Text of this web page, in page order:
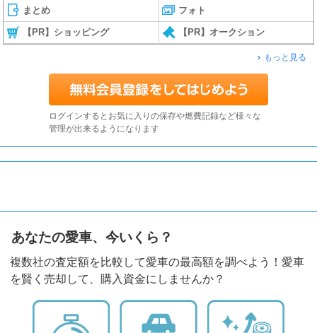
まとめ フォト
【PR】ショッピング 【PR】オークション
もっと見る
ログインするとお気に入りの保存や燃費記録など様々な
管理が出来るようになります
あなたの愛車、今いくら？
複数社の査定額を比較して愛車の最高額を調べよう！愛車
を賢く売却して、購入資金にしませんか？